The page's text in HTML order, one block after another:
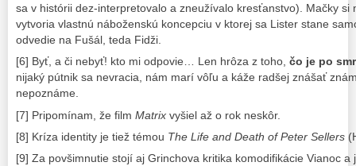
sa v histórii dez-interpretovalo a zneužívalo kresťanstvo). Mačky si
vytvoria vlastnú náboženskú koncepciu v ktorej sa Lister stane
odvedie na Fušál, teda Fidži.
[6] Byť, a či nebyť! kto mi odpovie… Len hrôza z toho, čo je po
nijaký pútnik sa nevracia, nám marí vôľu a káže radšej znášať
nepoznáme.
[7] Pripomínam, že film Matrix vyšiel až o rok neskôr.
[8] Kríza identity je tiež témou The Life and Death of Peter Sellers
[9] Za povšimnutie stojí aj Grinchova kritika komodifikácie Vianoc